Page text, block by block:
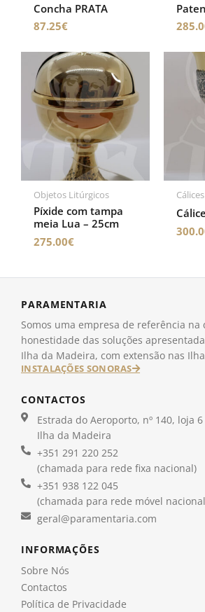
Concha PRATA
87.25€
Objetos Litúrgicos
Píxide com tampa
meia Lua – 25cm
275.00€
Cálices
PARAMENTARIA
Somos uma empresa de referência na
honestidade das soluções
Ilha da Madeira, com extensão nas
INSTALAÇÕES SONORAS
CONTACTOS
Estrada do Aeroporto, nº 140, loja
Ilha da Madeira
+351 291 220 252
(chamada para rede fixa nacional)
+351 938 122 045
(chamada para rede móvel
geral@paramentaria.com
INFORMAÇÕES
Sobre Nós
Contactos
Política de Privacidade